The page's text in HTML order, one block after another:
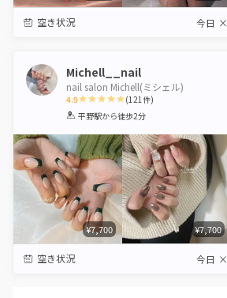
空き状況 今日 ×
Michell__nail
nail salon Michell(ミシェル)
4.9
1 2 3 4 5
(121件)
平野駅から徒歩2分
¥7,700 ¥7,700
空き状況 今日 ×